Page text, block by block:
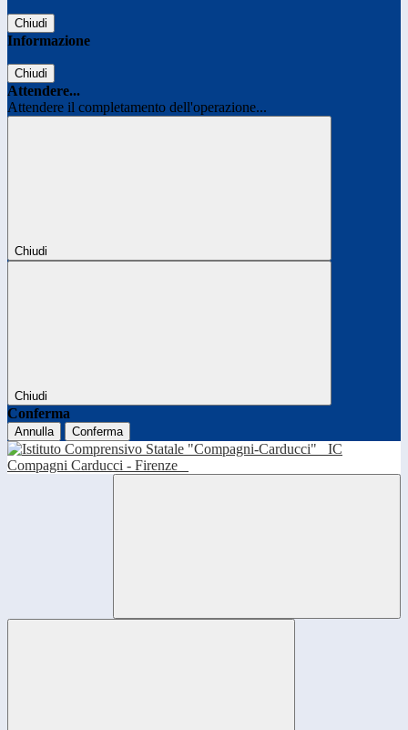
Chiudi
Informazione
Chiudi
Attendere...
Attendere il completamento dell'operazione...
Chiudi
Chiudi
Conferma
Annulla Conferma
IC
Compagni Carducci - Firenze